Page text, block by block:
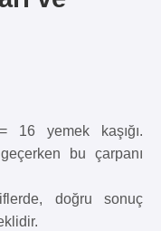
16 yemek kaşığı.
bu çarpanı
doğru sonuç